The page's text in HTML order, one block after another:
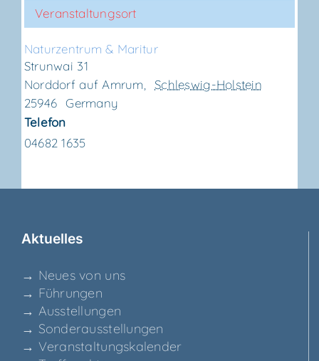
Veranstaltungsort
Natur­zen­trum & Maritur
Strunwai 31
Norddorf auf Amrum
Schleswig-Holstein
25946 Germany
Telefon
04682 1635
Aktu­el­les
→ Neu­es von uns
→ Füh­run­gen
→ Aus­stel­lun­gen
→ Son­der­aus­stel­lun­gen
→ Ver­an­stal­tungs­ka­len­der